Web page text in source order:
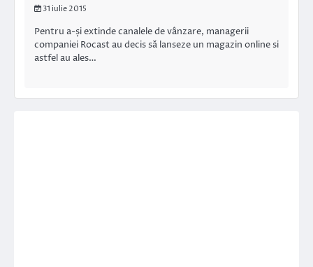
31 iulie 2015
Pentru a-și extinde canalele de vânzare, managerii
companiei Rocast au decis să lanseze un magazin online si
astfel au ales…